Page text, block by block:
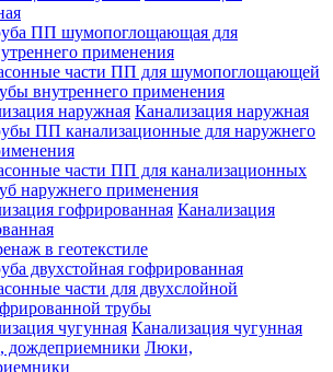
ПП шумопоглощающая для
применения
части ПП для шумопоглощающей
внутреннего применения
Канализация наружная
ПП канализационные для наружнего
части ПП для канализационных
наружнего применения
Канализация
в геотекстиле
двухстойная гофрированная
части для двухслойной
трубы
Канализация чугунная
Люки,